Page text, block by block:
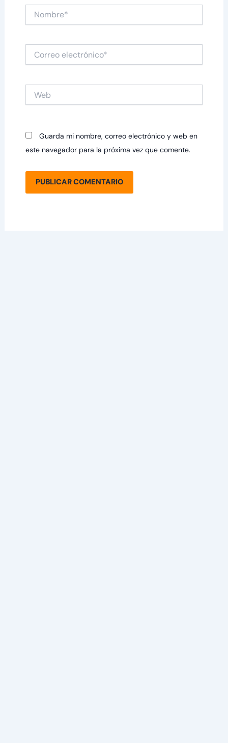
Nombre*
electrónico*
Guarda mi nombre, correo electrónico y web en
este navegador para la próxima vez que comente.